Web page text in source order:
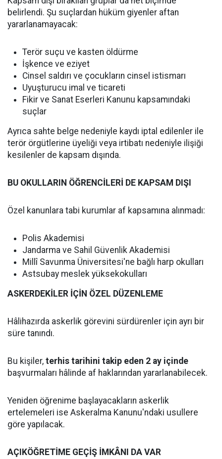
belirlendi. Şu suçlardan hüküm giyenler aftan
yararlanamayacak:
Terör suçu ve kasten öldürme
İşkence ve eziyet
Cinsel saldırı ve çocukların cinsel istismarı
Uyuşturucu imal ve ticareti
Fikir ve Sanat Eserleri Kanunu kapsamındaki
suçlar
Ayrıca sahte belge nedeniyle kaydı iptal edilenler ile
terör örgütlerine üyeliği veya irtibatı nedeniyle ilişiği
kesilenler de kapsam dışında.
BU OKULLARIN ÖĞRENCİLERİ DE KAPSAM DIŞI
Özel kanunlara tabi kurumlar af kapsamına alınmadı:
Polis Akademisi
Jandarma ve Sahil Güvenlik Akademisi
Millî Savunma Üniversitesi'ne bağlı harp okulları
Astsubay meslek yüksekokulları
ASKERDEKİLER İÇİN ÖZEL DÜZENLEME
Hâlihazırda askerlik görevini sürdürenler için ayrı bir
süre tanındı.
Bu kişiler, terhis tarihini takip eden 2 ay içinde
başvurmaları hâlinde af haklarından yararlanabilecek.
Yeniden öğrenime başlayacakların askerlik
ertelemeleri ise Askeralma Kanunu'ndaki usullere
göre yapılacak.
AÇIKÖĞRETİME GEÇİŞ İMKÂNI DA VAR